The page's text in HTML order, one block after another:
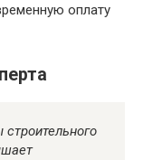
оплату